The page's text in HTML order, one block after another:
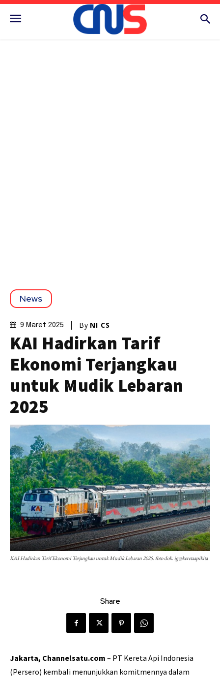
News
9 Maret 2025 By NI CS
KAI Hadirkan Tarif
Ekonomi Terjangkau
untuk Mudik Lebaran
2025
KAI Hadirkan Tarif Ekonomi Terjangkau untuk Mudik Lebaran 2025. foto dok. ig@keretaapikita
Share
Jakarta, Channelsatu.com – PT Kereta Api Indonesia
(Persero) kembali menunjukkan komitmennya dalam